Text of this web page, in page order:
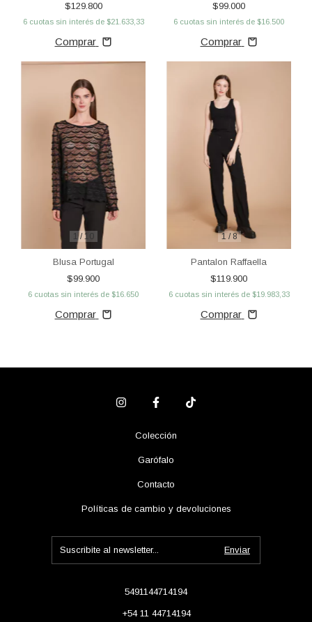
$129.800
6 cuotas sin interés de $21.633,33
Comprar
$99.000
6 cuotas sin interés de $16.500
Comprar
1/10
Blusa Portugal
$99.900
6 cuotas sin interés de $16.650
Comprar
1 / 8
Pantalon Raffaella
$119.900
6 cuotas sin interés de $19.983,33
Comprar
Colección
Garófalo
Contacto
Políticas de cambio y devoluciones
5491144714194
+54 11 44714194